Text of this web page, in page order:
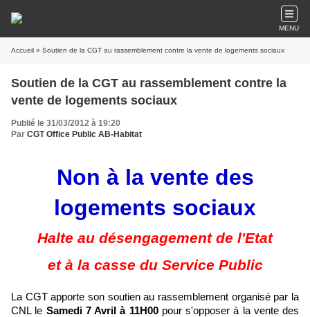
MENU
Accueil » Soutien de la CGT au rassemblement contre la vente de logements sociaux
Soutien de la CGT au rassemblement contre la
vente de logements sociaux
Publié le 31/03/2012 à 19:20
Par CGT Office Public AB-Habitat
Non à la vente des
logements sociaux
Halte au désengagement de l'Etat
et à la casse du Service Public
La CGT apporte son soutien au rassemblement organisé par la
CNL le Samedi 7 Avril à 11H00pour s'opposer à la vente des